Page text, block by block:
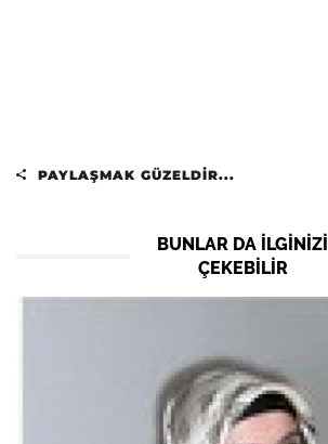
PAYLAŞMAK GÜZELDIR...
BUNLAR DA ILGINIZI
ÇEKEBILIR